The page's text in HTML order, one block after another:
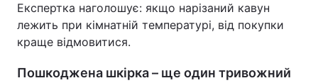
Тема оформлення
Експертка наголошує: якщо нарізаний кавун
лежить при кімнатній температурі, від покупки
краще відмовитися.
Пошкоджена шкірка – ще один тривожний